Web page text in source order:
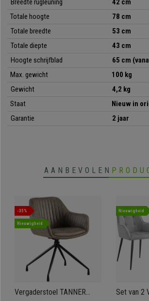
Ideaal voor vergaderruimte
• Comfortabele zit- en rugschaal
•Bijzonder sterk: stalen frame met 4 chromen
• Zeer praktisch en veelzijdig
Breedte rugleuning
42 cm
Totale hoogte
78 cm
Totale breedte
53 cm
Totale diepte
43 cm
Hoogte schrijfblad
65 cm
Max. gewicht
100 kg
Gewicht
4,2 kg
Staat
Nieuw in
Garantie
2 jaar
AANBEVOLEN
-35%
Nieuwigheid
Vergaderstoel TANNER
Nieuwigheid
Set van 2